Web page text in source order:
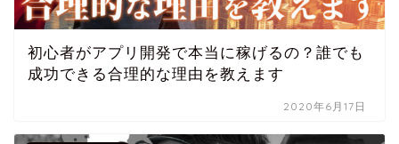
初心者がアプリ開発で本当に稼げるの？誰でも
成功できる合理的な理由を教えます
2020年6月17日